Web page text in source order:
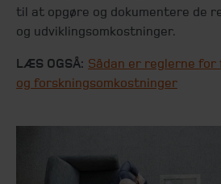
til at opgøre og dokumentere de
og udviklingsomkostninger.
LÆS OGSÅ: Sådan er reglerne
og forskningsomkostninger